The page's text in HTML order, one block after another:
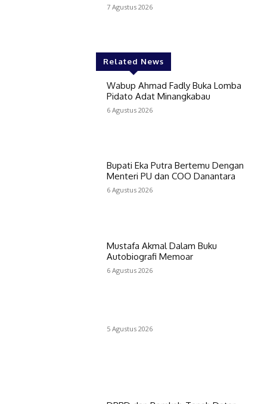
7 Agustus 2026
Related News
Wabup Ahmad Fadly Buka Lomba
Pidato Adat Minangkabau
6 Agustus 2026
Bupati Eka Putra Bertemu Dengan
Menteri PU dan COO Danantara
6 Agustus 2026
Mustafa Akmal Dalam Buku
Autobiografi Memoar
6 Agustus 2026
5 Agustus 2026